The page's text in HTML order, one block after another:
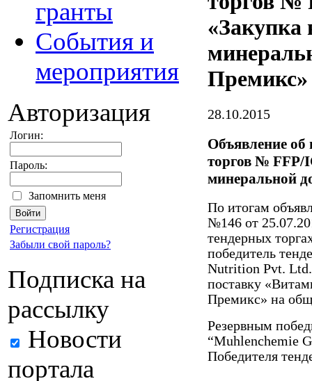
гранты
События и
мероприятия
Авторизация
Логин:
Пароль:
Запомнить меня
Регистрация
Забыли свой пароль?
Подписка на
рассылку
Новости
портала
«Закупка
Премикс»
28.10.2015
Объявление
торгов № FFP/
минеральной
По итогам
№146 от
тендерных
победитель
Nutrition Pvt.
поставку
Премикс» на
Резервным
“Muhlenсhemie
Победителя